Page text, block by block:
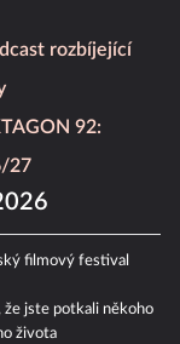
rozbíjející
92:
27
filmový festival
že jste potkali někoho
života